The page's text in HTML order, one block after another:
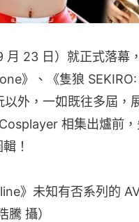
月 23 日）就正式落幕
》、《隻狼
外，一如既往多屆，
相集出爐前
！
》未知有否系列的
攝）